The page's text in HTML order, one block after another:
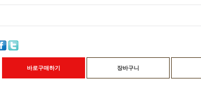
바로구매하기 장바구니